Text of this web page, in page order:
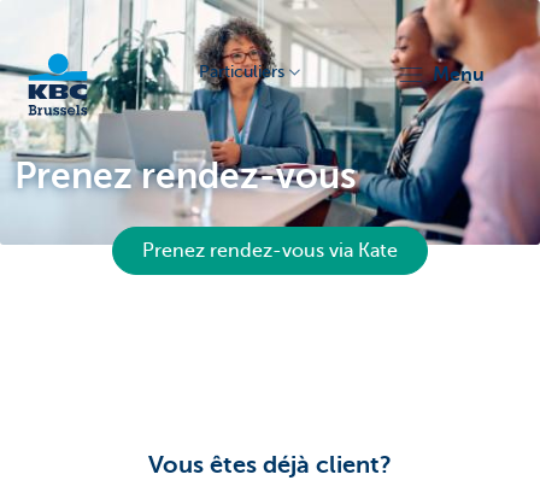
KBC
Particuliers menu
Prenez rendez-vous
Prenez rendez-vous via Kate
Vous êtes déjà client?